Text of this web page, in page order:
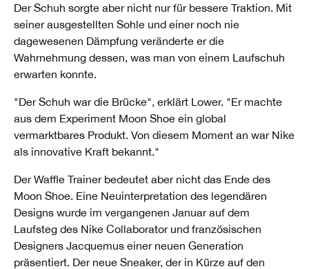
Der Schuh sorgte aber nicht nur für bessere Traktion. Mit
seiner ausgestellten Sohle und einer noch nie
dagewesenen Dämpfung veränderte er die
Wahrnehmung dessen, was man von einem Laufschuh
erwarten konnte.
"Der Schuh war die Brücke", erklärt Lower. "Er machte
aus dem Experiment Moon Shoe ein global
vermarktbares Produkt. Von diesem Moment an war Nike
als innovative Kraft bekannt."
Der Waffle Trainer bedeutet aber nicht das Ende des
Moon Shoe. Eine Neuinterpretation des legendären
Designs wurde im vergangenen Januar auf dem
Laufsteg des Nike Collaborator und französischen
Designers Jacquemus einer neuen Generation
präsentiert. Der neue Sneaker, der in Kürze auf den